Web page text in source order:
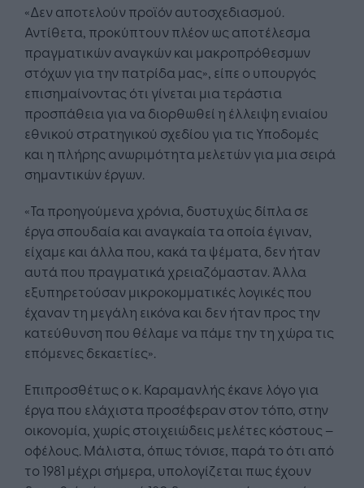
«Δεν αποτελούν προϊόν αυτοσχεδιασμού.
Αντίθετα, προκύπτουν πλέον ως αποτέλεσμα
πραγματικών αναγκών και μακροπρόθεσμων
στόχων για την πατρίδα μας», είπε ο υπουργός
επισημαίνοντας ότι γίνεται μια τεράστια
προσπάθεια για να διορθωθεί η έλλειψη ενιαίου
εθνικού στρατηγικού σχεδίου για τις Υποδομές
και η πλήρης ανωριμότητα μελετών για μια σειρά
σημαντικών έργων.
«Τα προηγούμενα χρόνια, δυστυχώς δίπλα σε
έργα σπουδαία και αναγκαία τα οποία έγιναν,
είχαμε και άλλα που, κακά τα ψέματα, δεν ήταν
αυτά που πραγματικά χρειαζόμασταν. Άλλα
εξυπηρετούσαν μικροκομματικές λογικές που
έχαναν τη μεγάλη εικόνα και δεν ήταν προς την
κατεύθυνση που θέλαμε να πάμε την τη χώρα τις
επόμενες δεκαετίες».
Επιπροσθέτως ο κ. Καραμανλής έκανε λόγο για
έργα που ελάχιστα προσέφεραν στον τόπο, στην
οικονομία, χωρίς στοιχειώδεις μελέτες κόστους –
οφέλους. Μάλιστα, όπως τόνισε, παρά το ότι από
το 1981 μέχρι σήμερα, υπολογίζεται πως έχουν